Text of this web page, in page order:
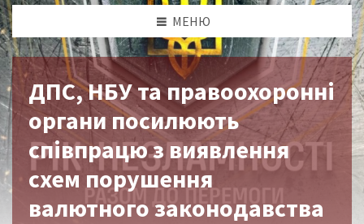
МЕНЮ
ДПС, НБУ та правоохоронні
органи посилюють
співпрацю з виявлення
схем порушення
валютного законодавства